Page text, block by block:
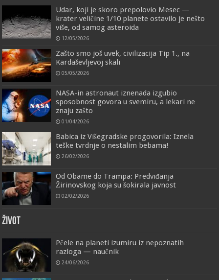
Udar, koji je skoro prepolovio Mesec —
krater veličine 1/10 planete ostavilo je nešto
više, od samog asteroida
12/05/2026
Zašto smo još uvek, civilizacija Tip 1., na
Kardaševljevoj skali
05/05/2026
NASA-in astronaut iznenada izgubio
sposobnost govora u svemiru, a lekari ne
znaju zašto
01/04/2026
Babica iz Višegradske progovorila: Iznela
teške tvrdnje o nestalim bebama!
26/02/2026
Od Obame do Trampa: Predviđanja
Žirinovskog koja su šokirala javnost
02/02/2026
ŽIVOT
Pčele na planeti izumiru iz nepoznatih
razloga — naučnik
24/06/2026